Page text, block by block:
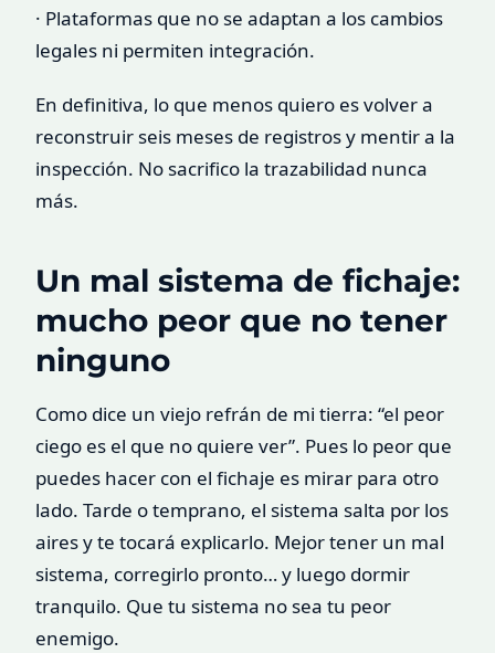
· Plataformas que no se adaptan a los cambios
legales ni permiten integración.
En definitiva, lo que menos quiero es volver a
reconstruir seis meses de registros y mentir a la
inspección. No sacrifico la trazabilidad nunca
más.
Un mal sistema de fichaje:
mucho peor que no tener
ninguno
Como dice un viejo refrán de mi tierra: “el peor
ciego es el que no quiere ver”. Pues lo peor que
puedes hacer con el fichaje es mirar para otro
lado. Tarde o temprano, el sistema salta por los
aires y te tocará explicarlo. Mejor tener un mal
sistema, corregirlo pronto… y luego dormir
tranquilo. Que tu sistema no sea tu peor
enemigo.